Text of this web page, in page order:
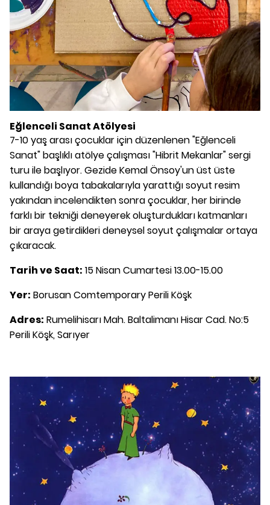
Eğlenceli Sanat Atölyesi
7-10 yaş arası çocuklar için düzenlenen "Eğlenceli
Sanat" başlıklı atölye çalışması "Hibrit Mekanlar" sergi
turu ile başlıyor. Gezide Kemal Önsoy'un üst üste
kullandığı boya tabakalarıyla yarattığı soyut resim
yakından incelendikten sonra çocuklar, her birinde
farklı bir tekniği deneyerek oluşturdukları katmanları
bir araya getirdikleri deneysel soyut çalışmalar ortaya
çıkaracak.
Tarih ve Saat: 15 Nisan Cumartesi 13.00-15.00
Yer: Borusan Comtemporary Perili Köşk
Adres: Rumelihisarı Mah. Baltalimanı Hisar Cad. No:5
Perili Köşk, Sarıyer